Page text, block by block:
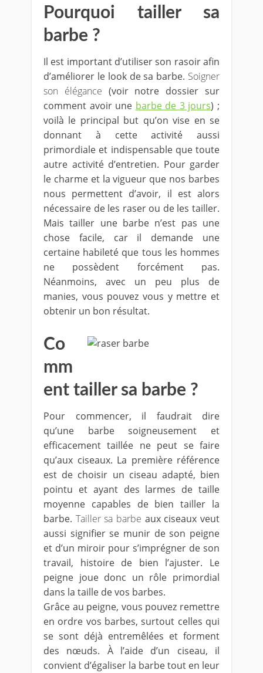
Pourquoi tailler sa
barbe ?
Il est important d’utiliser son rasoir afin
d’améliorer le look de sa barbe. Soigner
son élégance (voir notre dossier sur
comment avoir une barbe de 3 jours) ;
voilà le principal but qu’on vise en se
donnant à cette activité aussi
primordiale et indispensable que toute
autre activité d’entretien. Pour garder
le charme et la vigueur que nos barbes
nous permettent d’avoir, il est alors
nécessaire de les raser ou de les tailler.
Mais tailler une barbe n’est pas une
chose facile, car il demande une
certaine habileté que tous les hommes
ne possèdent forcément pas.
Néanmoins, avec un peu plus de
manies, vous pouvez vous y mettre et
obtenir un bon résultat.
Co
mm
ent tailler sa barbe ?
Pour commencer, il faudrait dire
qu’une barbe soigneusement et
efficacement taillée ne peut se faire
qu’aux ciseaux. La première référence
est de choisir un ciseau adapté, bien
pointu et ayant des larmes de taille
moyenne capables de bien tailler la
barbe. Tailler sa barbe aux ciseaux veut
aussi signifier se munir de son peigne
et d’un miroir pour s’imprégner de son
travail, histoire de bien l’ajuster. Le
peigne joue donc un rôle primordial
dans la taille de vos barbes.
Grâce au peigne, vous pouvez remettre
en ordre vos barbes, surtout celles qui
se sont déjà entremêlées et forment
des nœuds. À l’aide d’un ciseau, il
convient d’égaliser la barbe tout en leur